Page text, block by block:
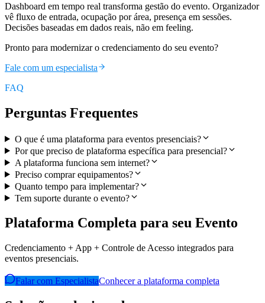
Dashboard em tempo real transforma gestão do evento. Organizador
vê fluxo de entrada, ocupação por área, presença em sessões.
Decisões baseadas em dados reais, não em feeling.
Pronto para modernizar o credenciamento do seu evento?
Fale com um especialista
FAQ
Perguntas Frequentes
O que é uma plataforma para eventos presenciais?
Por que preciso de plataforma específica para presencial?
A plataforma funciona sem internet?
Preciso comprar equipamentos?
Quanto tempo para implementar?
Tem suporte durante o evento?
Plataforma Completa para seu Evento
Credenciamento + App + Controle de Acesso integrados para
eventos presenciais.
Falar com EspecialistaConhecer a plataforma completa